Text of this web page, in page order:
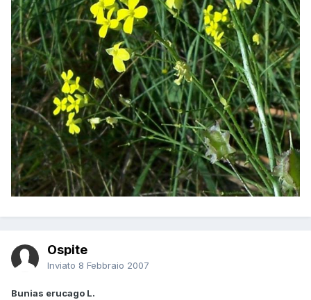
Ospite
Inviato 8 Febbraio 2007
Bunias erucago L.